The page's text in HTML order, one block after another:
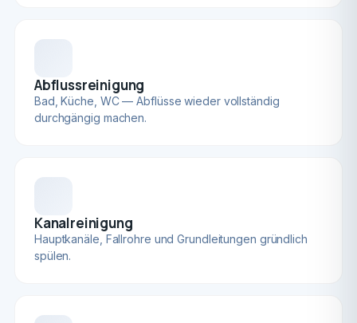
Abflussreinigung
Bad, Küche, WC — Abflüsse wieder vollständig
durchgängig machen.
Kanalreinigung
Hauptkanäle, Fallrohre und Grundleitungen gründlich
spülen.